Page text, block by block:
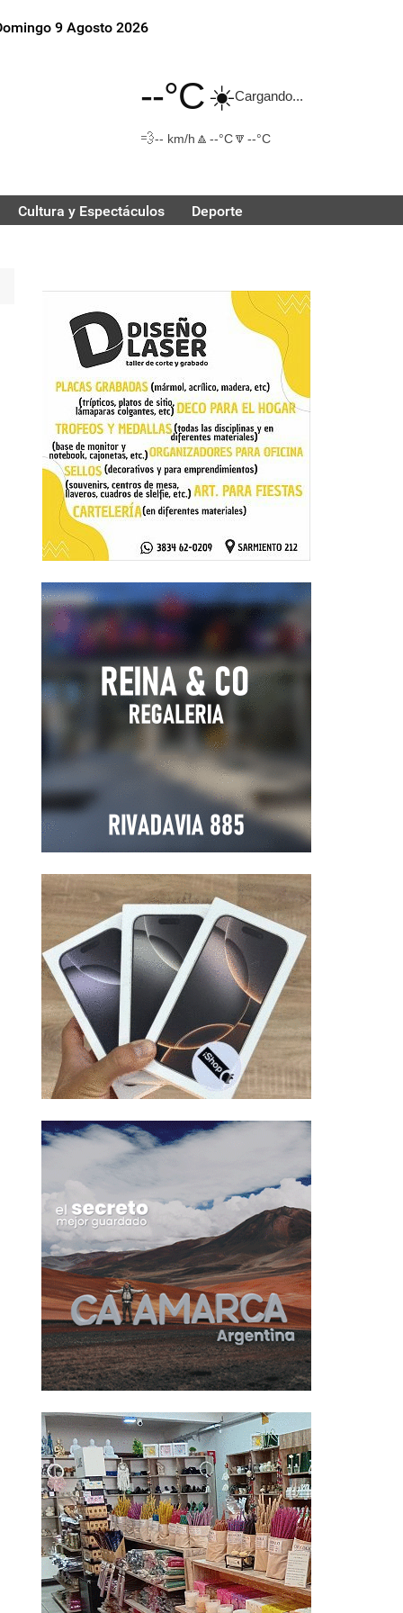
9 Agosto 2026
--°C☀️Cargando...
💨-- km/h 🔼 --°C🔽 --°C
Cultura y Espectáculos Deporte